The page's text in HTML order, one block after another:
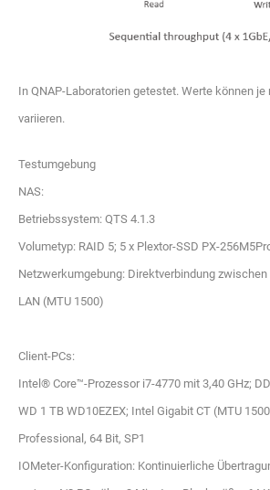
In QNAP-Laboratorien getestet. Werte können je
variieren.
Testumgebung
NAS:
Betriebssystem: QTS 4.1.3
Volumetyp: RAID 5; 5 x Plextor-SSD PX-
Netzwerkumgebung: Direktverbindung zwischen
LAN (MTU 1500)
Client-PCs:
Intel® Core™-Prozessor i7-4770 mit 3,40 GHz;
WD 1 TB WD10EZEX; Intel Gigabit CT (MTU
Professional, 64 Bit, SP1
IOMeter-Konfiguration: Kontinuierliche